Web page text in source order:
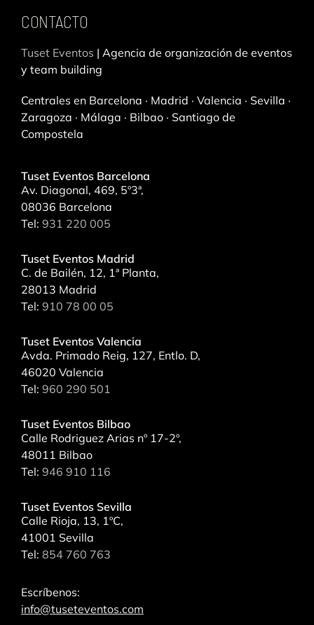
n
m
CONTACTO
Tuset Eventos | Agencia de organización de eventos
y team building
Centrales en Barcelona · Madrid · Valencia · Sevilla ·
Zaragoza · Málaga · Bilbao · Santiago de
Compostela
Tuset Eventos Barcelona
Av. Diagonal, 469, 5º3ª,
08036 Barcelona
Tel: 931 220 005
Tuset Eventos Madrid
C. de Bailén, 12, 1ª Planta,
28013 Madrid
Tel: 910 78 00 05
Tuset Eventos Valencia
Avda. Primado Reig, 127, Entlo. D,
46020 Valencia
Tel: 960 290 501
Tuset Eventos Bilbao
Calle Rodriguez Arias nº 17-2º,
48011 Bilbao
Tel: 946 910 116
Tuset Eventos Sevilla
Calle Rioja, 13, 1ºC,
41001 Sevilla
Tel: 854 760 763
Escríbenos:
info@tuseteventos.com